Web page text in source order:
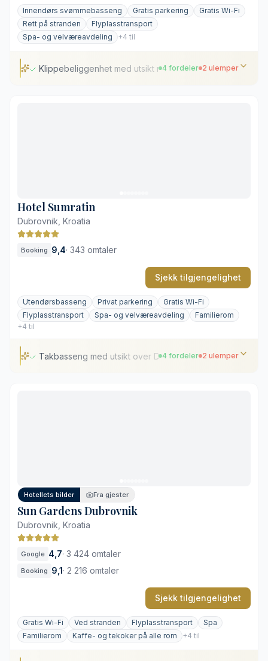
Innendørs svømmebasseng Gratis parkering
Gratis Wi-Fi
Rett på stranden
Flyplasstransport
Spa- og velværeavdeling
+4 til
Klippebeliggenhet med utsikt mot Lokrum
4 fordeler 2 ulemper
Hotel Sumratin
Dubrovnik, Kroatia
Booking 9,4· 343 omtaler
Sjekk tilgjengelighet
Utendørsbasseng Privat parkering
Gratis Wi-Fi
Flyplasstransport
Spa- og velværeavdeling
Familierom
+4 til
Takbasseng med utsikt over Dubrovnik
4 fordeler 2 ulemper
Hotellets bilder Fra gjester
Sun Gardens Dubrovnik
Dubrovnik, Kroatia
Google 4,7· 3 424 omtaler
Booking 9,1· 2 216 omtaler
Sjekk tilgjengelighet
Gratis Wi-Fi Ved stranden Flyplasstransport
Spa
Familierom
Kaffe- og tekoker på alle rom +4 til